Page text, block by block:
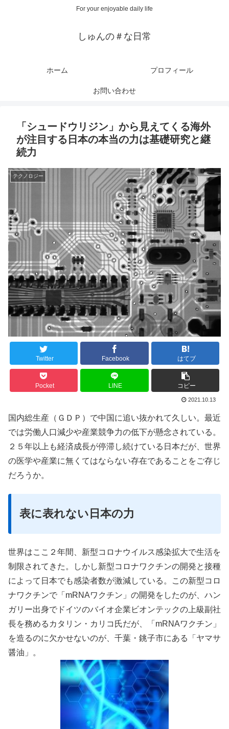
For your enjoyable daily life
しゅんの＃な日常
ホーム プロフィール
お問い合わせ
「シュードウリジン」から見えてくる海外
が注目する日本の本当の力は基礎研究と継
続力
テクノロジー
Twitter Facebook はてブ
Pocket LINE コピー
2021.10.13
国内総生産（ＧＤＰ）で中国に追い抜かれて久しい。最近
では労働人口減少や産業競争力の低下が懸念されている。
２５年以上も経済成長が停滞し続けている日本だが、世界
の医学や産業に無くてはならない存在であることをご存じ
だろうか。
表に表れない日本の力
世界はここ２年間、新型コロナウイルス感染拡大で生活を
制限されてきた。しかし新型コロナワクチンの開発と接種
によって日本でも感染者数が激減している。この新型コロ
ナワクチンで「mRNAワクチン」の開発をしたのが、ハン
ガリー出身でドイツのバイオ企業ビオンテックの上級副社
長を務めるカタリン・カリコ氏だが、「mRNAワクチン」
を造るのに欠かせないのが、千葉・銚子市にある「ヤマサ
醤油」。